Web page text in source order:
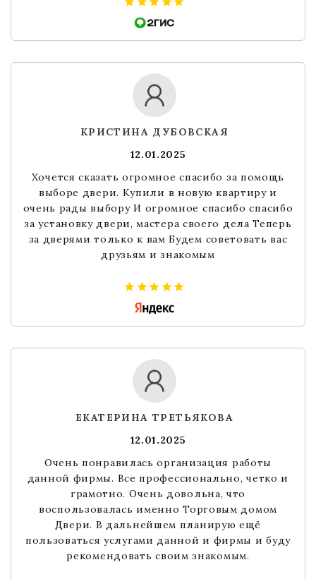
КРИСТИНА ДУБОВСКАЯ
12.01.2025
Хочется сказать огромное спасибо за помощь
выборе двери. Купили в новую квартиру и
очень рады выбору И огромное спасибо спасибо
за установку двери, мастера своего дела Теперь
за дверями только к вам Будем советовать вас
друзьям и знакомым
ЕКАТЕРИНА ТРЕТЬЯКОВА
12.01.2025
Очень понравилась организация работы
данной фирмы. Все профессионально, четко и
грамотно. Очень довольна, что
воспользовалась именно Торговым домом
Двери. В дальнейшем планирую ещё
пользоваться услугами данной и фирмы и буду
рекомендовать своим знакомым.